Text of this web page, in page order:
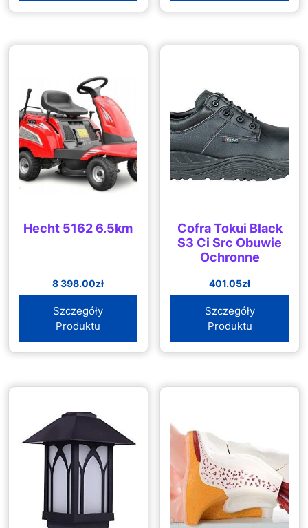
Hecht 5162 6.5km
8 398.00zł
Szczegóły
Produktu
Cofra Tokui Black
S3 Ci Src Obuwie
Ochronne
401.05zł
Szczegóły
Produktu